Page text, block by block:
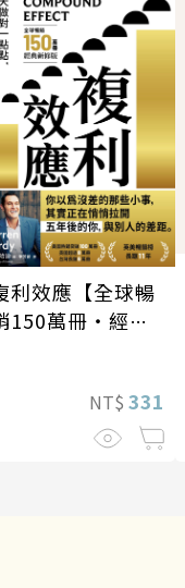
利效應【全球暢
150萬冊・經典
NT$ 331